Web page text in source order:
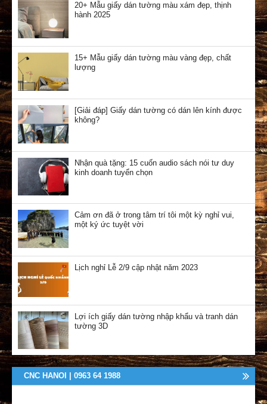
20+ Mẫu giấy dán tường màu xám đẹp, thịnh
hành 2025
15+ Mẫu giấy dán tường màu vàng đẹp, chất
lượng
[Giải đáp] Giấy dán tường có dán lên kính được
không?
Nhận quà tặng: 15 cuốn audio sách nói tư duy
kinh doanh tuyển chọn
Cảm ơn đã ở trong tâm trí tôi một kỳ nghỉ vui,
một ký ức tuyệt vời
Lịch nghỉ Lễ 2/9 cập nhật năm 2023
Lợi ích giấy dán tường nhập khẩu và tranh dán
tường 3D
CNC HANOI | 0963 64 1988